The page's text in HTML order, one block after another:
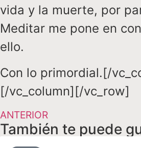
vida y la muerte, por
Meditar me pone en
ello.
Con lo primordial.[/
[/vc_column][/vc_row]
ANTERIOR
También te puede